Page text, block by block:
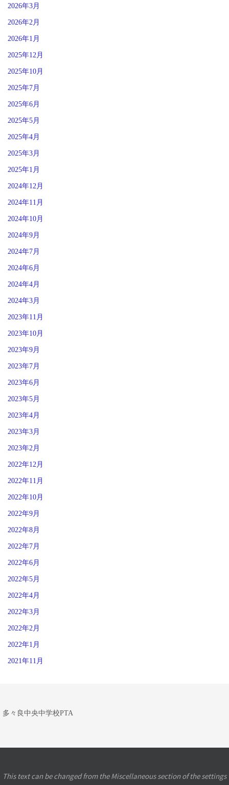
2026年3月
2026年2月
2026年1月
2025年12月
2025年10月
2025年7月
2025年6月
2025年5月
2025年4月
2025年3月
2025年1月
2024年12月
2024年11月
2024年10月
2024年9月
2024年7月
2024年6月
2024年4月
2024年3月
2023年11月
2023年10月
2023年9月
2023年7月
2023年6月
2023年5月
2023年4月
2023年3月
2023年2月
2022年12月
2022年11月
2022年10月
2022年9月
2022年8月
2022年7月
2022年6月
2022年5月
2022年4月
2022年3月
2022年2月
2022年1月
2021年11月
多々良中央中学校PTA
This text can be changed from the Miscellaneous section of the settings